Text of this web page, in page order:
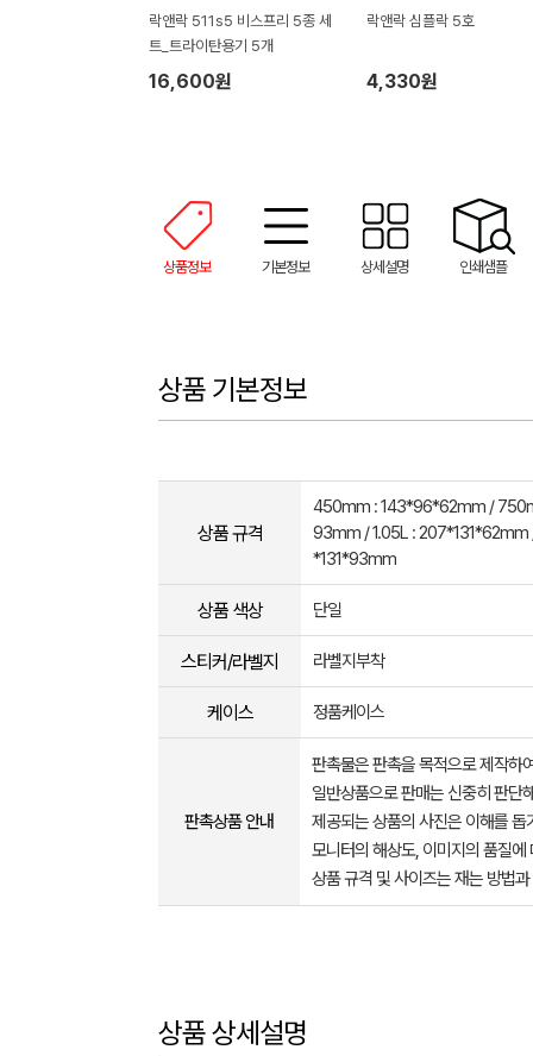
락앤락 511s5 비스프리 5종 세
트_트라이탄용기 5개
16,600원
락앤락 심플락 5호
4,330원
상품정보 기본정보 상세설명 인쇄샘플
상품 기본정보
상품 규격
450mm : 143*96*62mm /
93mm / 1.05L : 207*131*62mm
*131*93mm
상품 색상 단일
스티커/라벨지 라벨지부착
케이스 정품케이스
판촉상품 안내
판촉물은 판촉을 목적으로 제작하
일반상품으로 판매는 신중히 판단
제공되는 상품의 사진은 이해를
모니터의 해상도, 이미지의 품질
상품 규격 및 사이즈는 재는 방법
상품 상세설명